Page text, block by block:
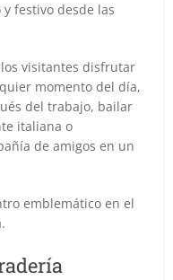
festivo desde las
visitantes disfrutar
momento del día,
del trabajo, bailar
italiana o
de amigos en un
emblemático en el